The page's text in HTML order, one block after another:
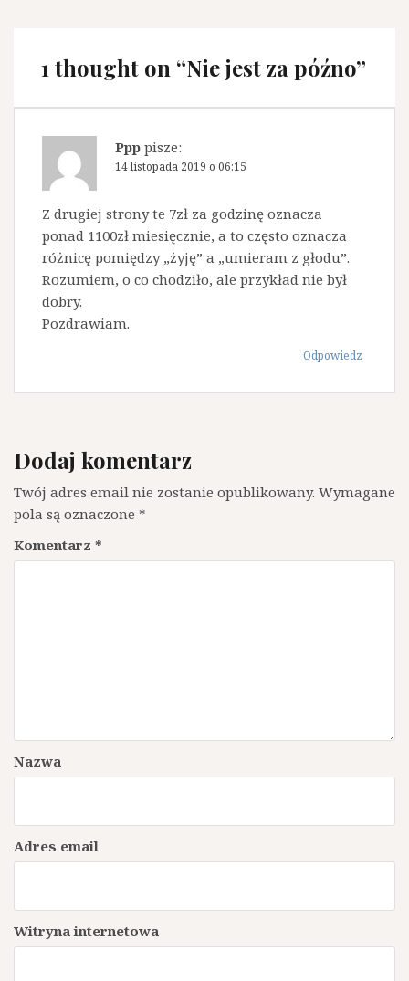
1 thought on “Nie jest za późno”
Ppp pisze:
14 listopada 2019 o 06:15
Z drugiej strony te 7zł za godzinę oznacza
ponad 1100zł miesięcznie, a to często oznacza
różnicę pomiędzy „żyję” a „umieram z głodu”.
Rozumiem, o co chodziło, ale przykład nie był
dobry.
Pozdrawiam.
Odpowiedz
Dodaj komentarz
Twój adres email nie zostanie opublikowany. Wymagane
pola są oznaczone *
Komentarz *
Nazwa
Adres email
Witryna internetowa